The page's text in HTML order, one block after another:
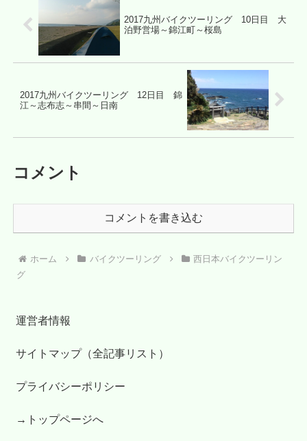
2017九州バイクツーリング 10日目 大
泊野営場～錦江町～桜島
2017九州バイクツーリング 12日目 錦
江～志布志～串間～日南
コメント
コメントを書き込む
ホーム バイクツーリング
西日本バイクツーリン
グ
運営者情報
サイトマップ（全記事リスト）
プライバシーポリシー
→トップページへ